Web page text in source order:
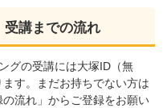
受講までの流れ
グの受講には大塚ID（無
す。まだお持ちでない方は
の流れ」からご登録をお願い